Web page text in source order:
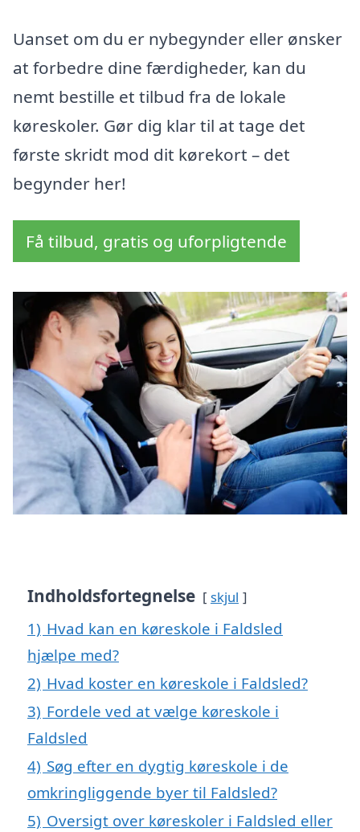
Uanset om du er nybegynder eller ønsker
at forbedre dine færdigheder, kan du
nemt bestille et tilbud fra de lokale
køreskoler. Gør dig klar til at tage det
første skridt mod dit kørekort – det
begynder her!
Få tilbud, gratis og uforpligtende
Indholdsfortegnelse skjul
1) Hvad kan en køreskole i Faldsled
hjælpe med?
2) Hvad koster en køreskole i Faldsled?
3) Fordele ved at vælge køreskole i
Faldsled
4) Søg efter en dygtig køreskole i de
omkringliggende byer til Faldsled?
5) Oversigt over køreskoler i Faldsled eller